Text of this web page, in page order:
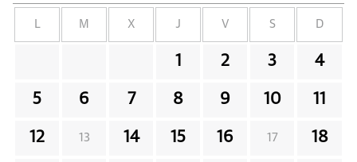
L M X J V S D
1 2 3 4
5 6 7 8 9 10 11
12 13 14 15 16 17 18